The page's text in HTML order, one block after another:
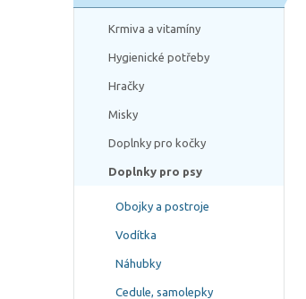
Krmiva a vitamíny
Hygienické potřeby
Hračky
Misky
Doplnky pro kočky
Doplnky pro psy
Obojky a postroje
Vodítka
Náhubky
Cedule, samolepky